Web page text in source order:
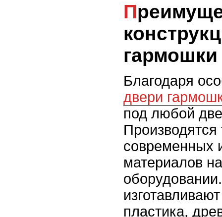
Преимущества
гармошки
Благодаря
двери
под любой
Производятся
современных
материалов
пластика,